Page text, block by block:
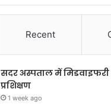
Recent
सदर अस्पताल में मिडवाइफरी
प्रशिक्षण
1 week ago